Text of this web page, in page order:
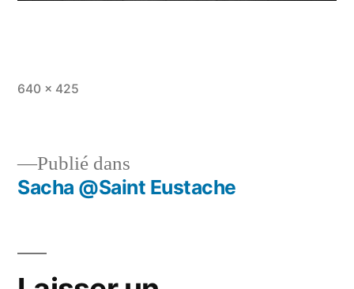
Taille
640 × 425
Navigation
l’article
Publié dans
Sacha @Saint Eustache